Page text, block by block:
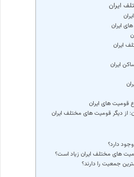
ایران
دارد؟
های مختلف ایران زیاد است؟
جمعیت را دارند؟